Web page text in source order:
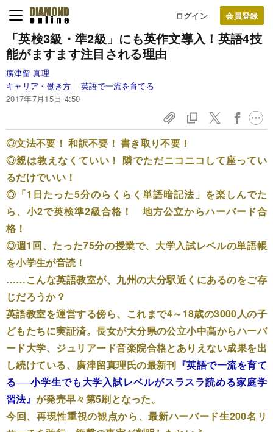
ログイン
「英検3級・準2級」にも英作文導入！ 英語4技
能がますます注目される理由
廣津留 真理
キャリア・働き方
英語で一流を育てる
2017年7月15日 4:50
◎文法不要！ 和訳不要！ 書き取り不要！
◎親は教えなくていい！ 隣でただニコニコして座ってい
るだけでいい！
◎「1日たった5分のらくらく単語暗記法」を楽しんでた
ら、小2で英検準2級合格！ 地方公立からハーバード合
格！
◎週1回、たった75分の授業で、大学入試レベルの単語帳
を小学生が音読！
……こんな英語教室が、九州の大分駅近くにあるのをご存
じだろうか？
英語教室を運営する傍ら、これまで4～18歳の3000人の子
どもたちに実証済。長女が大分県の公立小中高からハーバ
ード大学、ジュリアード音楽院合格とありえない成果を出
し続けている、廣津留真理氏の最新刊 『英語で一流を育て
る──小学生でも大学入試レベルがスラスラ読める家庭学
習法』 が発売早々第5刷となった。
今回、再現性重視の観点から、最新ハーバード生200名リ